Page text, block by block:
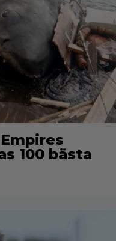
100 bästa